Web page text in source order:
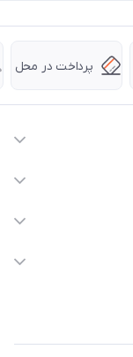
پرداخت در محل